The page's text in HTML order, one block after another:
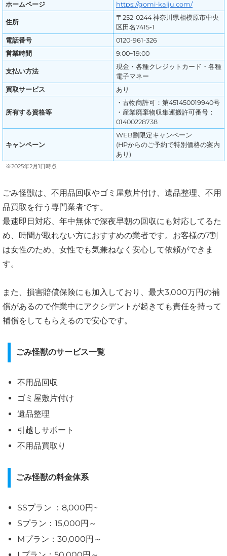
ホームページ
https://gomi-kaiju.com/
住所
〒252-0244 神奈川県相模原市中央
区田名7415-1
電話番号
0120-961-326
営業時間
9:00~19:00
支払い方法
現金・各種クレジットカード・各種
電子マネー
買取サービス
あり
所有する資格等
・古物商許可：第451450019940号
・産業廃棄物収集運搬許可番号：
01400228738
キャンペーン
WEB割限定キャンペーン
(HPからのご予約で特別価格の案内
あり)
※2025年2月1日時点
ごみ怪獣は、不用品回収やゴミ屋敷片付け、遺品整理、不用
品買取を行う専門業者です。
最速即日対応、年中無休で深夜早朝の回収にも対応してるた
め、時間が取れない方におすすめの業者です。お客様の7割
は女性のため、女性でも気兼ねなく安心して依頼ができま
す。
また、損害賠償保険にも加入しており、最大3,000万円の補
償があるので作業中にアクシデントが起きても責任を持って
補償をしてもらえるので安心です。
ごみ怪獣のサービス一覧
不用品回収
ゴミ屋敷片付け
遺品整理
引越しサポート
不用品買取り
ごみ怪獣の料金体系
SSプラン ：8,000円~
Sプラン：15,000円～
Mプラン：30,000円～